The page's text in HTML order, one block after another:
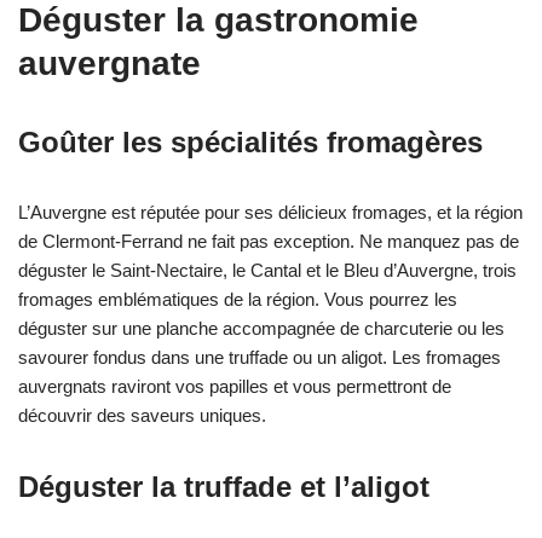
Déguster la gastronomie
auvergnate
Goûter les spécialités fromagères
L’Auvergne est réputée pour ses délicieux fromages, et la région
de Clermont-Ferrand ne fait pas exception. Ne manquez pas de
déguster le Saint-Nectaire, le Cantal et le Bleu d’Auvergne, trois
fromages emblématiques de la région. Vous pourrez les
déguster sur une planche accompagnée de charcuterie ou les
savourer fondus dans une truffade ou un aligot. Les fromages
auvergnats raviront vos papilles et vous permettront de
découvrir des saveurs uniques.
Déguster la truffade et l’aligot